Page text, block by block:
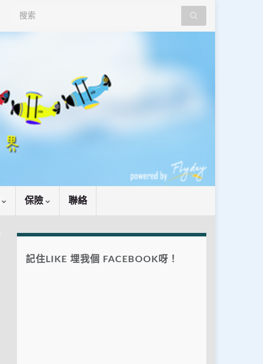
Search for:
保險 聯絡
記住LIKE 埋我個 FACEBOOK呀！